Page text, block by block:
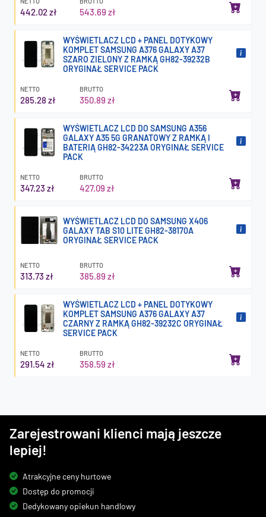
442.02 zł 543.69 zł
WYŚWIETLACZ LCD + PANEL DOTYKOWY
KOMPLET SAMSUNG A376 GALAXY A37
SZARO ZIELONY Z RAMKĄ GH82-39232B
ORYGINAŁ SERVICE PACK
NETTO
285.28 zł
BRUTTO
350.89 zł
WYŚWIETLACZ LCD DO SAMSUNG A356
GALAXY A35 5G GRANATOWY Z RAMKĄ I
BATERIĄ GH82-34223A ORYGINAŁ SERVICE
PACK
NETTO
347.23 zł
BRUTTO
427.09 zł
WYŚWIETLACZ LCD DO SAMSUNG X406
GALAXY TAB S10 LITE GH82-38170A
ORYGINAŁ SERVICE PACK
NETTO
313.73 zł
BRUTTO
385.89 zł
WYŚWIETLACZ LCD + PANEL DOTYKOWY
KOMPLET SAMSUNG A376 GALAXY A37
CZARNY Z RAMKĄ GH82-39232C ORYGINAŁ
SERVICE PACK
NETTO
291.54 zł
BRUTTO
358.59 zł
Zarejestrowani klienci mają jeszcze
lepiej!
Atrakcyjne ceny hurtowe
Dostęp do promocji
Dedykowany opiekun handlowy